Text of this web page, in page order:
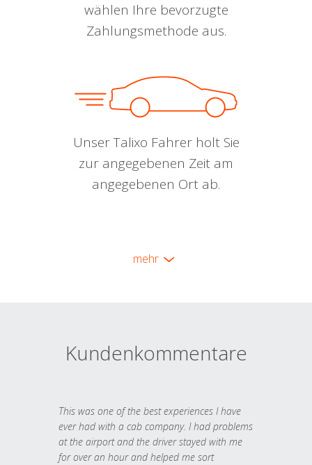
wählen Ihre bevorzugte
Zahlungsmethode aus.
Unser Talixo Fahrer holt Sie
zur angegebenen Zeit am
angegebenen Ort ab.
mehr
Kundenkommentare
This was one of the best experiences I have
ever had with a cab company. I had problems
at the airport and the driver stayed with me
for over an hour and helped me sort